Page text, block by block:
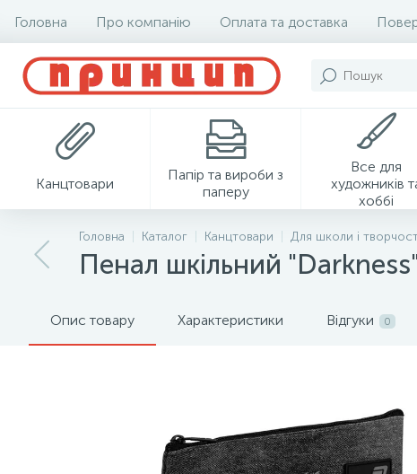
Головна Про компанію Оплата та доставка
Канцтовари
Папір та вироби з
паперу
Все для
художників
хоббі
Головна Каталог Канцтовари Для школи і
Пенал шкільний
Опис товару Характеристики Відгуки 0